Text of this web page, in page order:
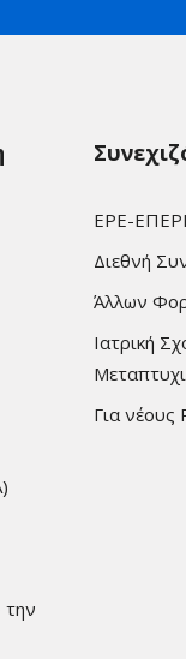
την
ΕΡΕ-
Διεθνή
Άλλων
Ιατρική
Για νέους